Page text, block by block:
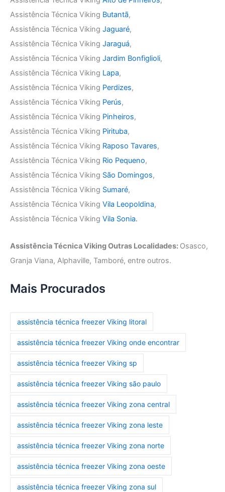
Assistência Técnica Viking Butantã,
Assistência Técnica Viking Jaguaré,
Assistência Técnica Viking Jaraguá,
Assistência Técnica Viking Jardim Bonfiglioli,
Assistência Técnica Viking Lapa,
Assistência Técnica Viking Perdizes,
Assistência Técnica Viking Perús,
Assistência Técnica Viking Pinheiros,
Assistência Técnica Viking Pirituba,
Assistência Técnica Viking Raposo Tavares,
Assistência Técnica Viking Rio Pequeno,
Assistência Técnica Viking São Domingos,
Assistência Técnica Viking Sumaré,
Assistência Técnica Viking Vila Leopoldina,
Assistência Técnica Viking Vila Sonia.
Assistência Técnica Viking Outras Localidades: Osasco,
Granja Viana, Alphaville, Tamboré, entre outros.
Mais Procurados
assistência técnica freezer Viking litoral
assistência técnica freezer Viking onde encontrar
assistência técnica freezer Viking sp
assistência técnica freezer Viking são paulo
assistência técnica freezer Viking zona central
assistência técnica freezer Viking zona leste
assistência técnica freezer Viking zona norte
assistência técnica freezer Viking zona oeste
assistência técnica freezer Viking zona sul